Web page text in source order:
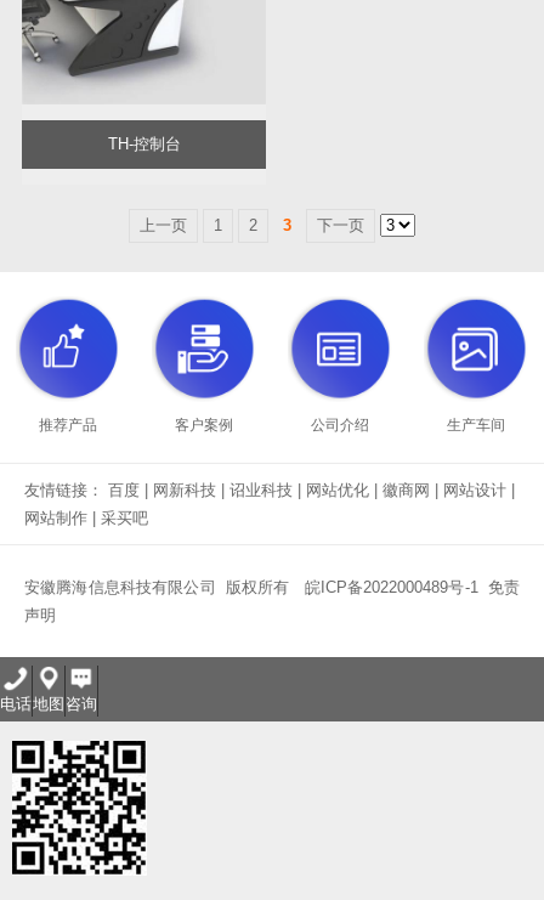
TH-控制台
上一页 1 2 3 下一页
推荐产品 客户案例 公司介绍 生产车间
友情链接： 百度 | 网新科技 | 诏业科技 | 网站优化 | 徽商网 | 网站设计 |
网站制作 | 采买吧
安徽腾海信息科技有限公司 版权所有 皖ICP备2022000489号-1
免责
声明
电话地图 咨询